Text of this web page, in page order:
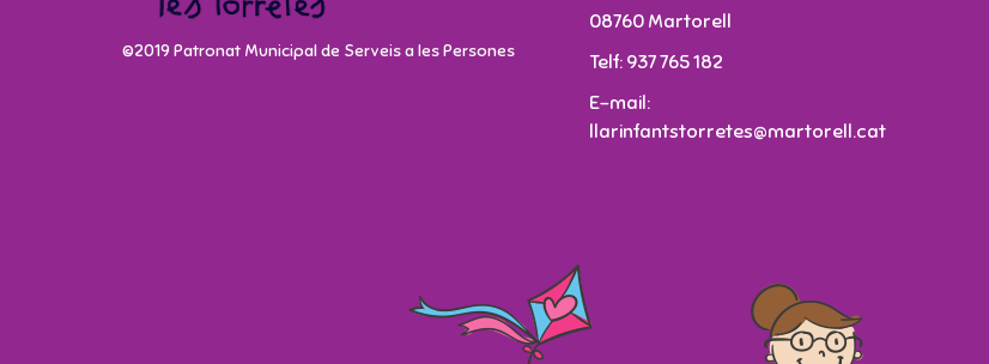
©2019 Patronat Municipal de Serveis a les Persones
08760 Martorell
Telf: 937 765 182
E-mail:
llarinfantstorretes@martorell.cat